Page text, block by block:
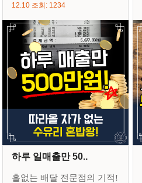
12.10 조회: 1234
하루 일매출만 50..
홀없는 배달 전문점의 기적!